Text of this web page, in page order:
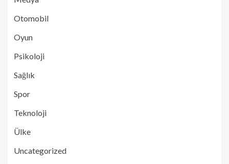
Otomobil
Oyun
Psikoloji
Sağlık
Spor
Teknoloji
Ülke
Uncategorized